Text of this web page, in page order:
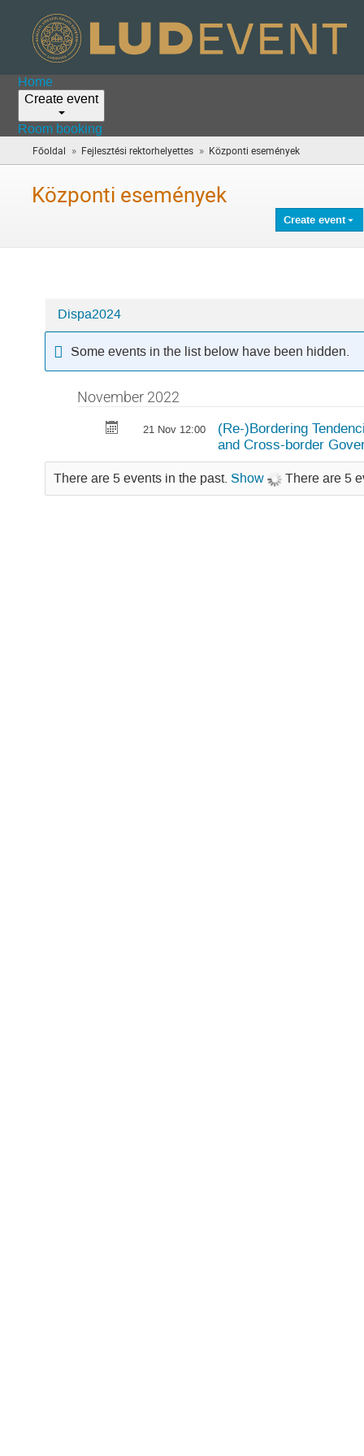
Home
Create event
Room booking
Főoldal » Fejlesztési rektorhelyettes » Központi események
are
Központi események
Create event
Categories
in
Központi
események
Dispa2024
Some events in the list below have been hidden.
November 2022
21 Nov 12:00
(Re-)Bordering
and Cross-border
There are 5 events in the past. Show There are 5